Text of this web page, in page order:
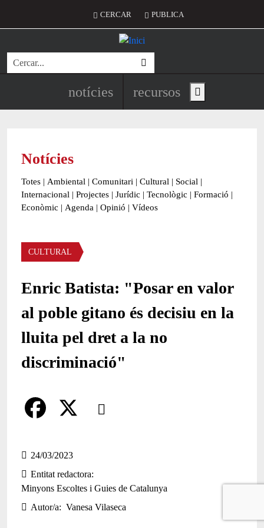
Menú del compte d'usuari
CERCAR PUBLICA
Cerca
Navegació principal de
notícies recursos Show main menu
Notícies
Totes | Ambiental | Comunitari | Cultural | Social |
Internacional | Projectes | Jurídic | Tecnològic | Formació |
Econòmic | Agenda | Opinió | Vídeos
Àmbit de la notícia
CULTURAL
Enric Batista: "Posar en valor
al poble gitano és decisiu en la
lluita pel dret a la no
discriminació"
Comparteix
a
c
24/03/2023
Entitat redactora
Minyons Escoltes i Guies de Catalunya
Autor/a
Vanesa Vilaseca